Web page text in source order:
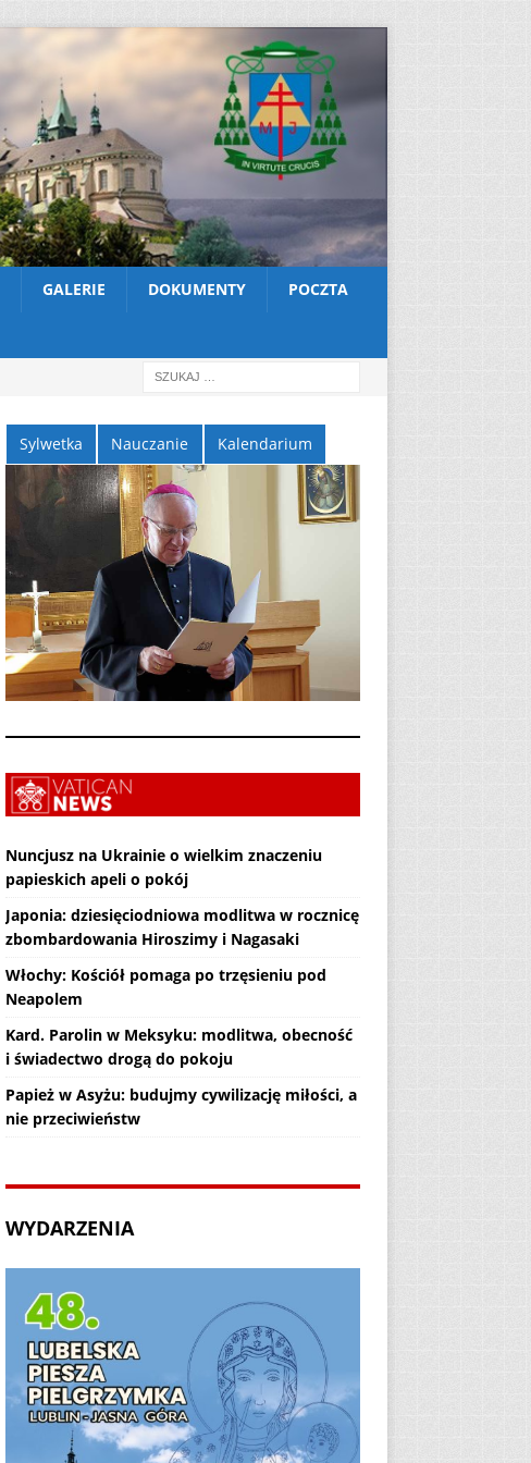
GALERIE DOKUMENTY POCZTA
Sylwetka Nauczanie Kalendarium
Nuncjusz na Ukrainie o wielkim znaczeniu
papieskich apeli o pokój
Japonia: dziesięciodniowa modlitwa w rocznicę
zbombardowania Hiroszimy i Nagasaki
Włochy: Kościół pomaga po trzęsieniu pod
Neapolem
Kard. Parolin w Meksyku: modlitwa, obecność
i świadectwo drogą do pokoju
Papież w Asyżu: budujmy cywilizację miłości, a
nie przeciwieństw
WYDARZENIA